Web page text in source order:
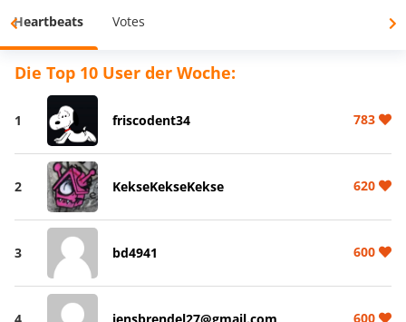
Heartbeats Votes
Die Top 10 User der Woche:
1 friscodent34 783
2 KekseKekseKekse 620
3 bd4941 600
600